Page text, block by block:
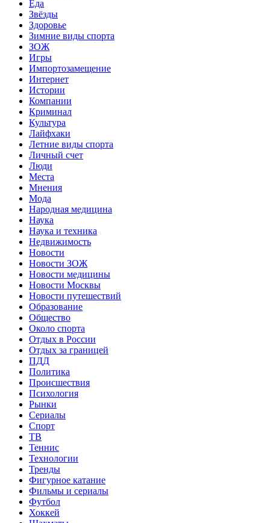
Еда
Звёзды
Здоровье
Зимние виды спорта
ЗОЖ
Игры
Импортозамещение
Интернет
Истории
Компании
Криминал
Культура
Лайфхаки
Летние виды спорта
Личный счет
Люди
Места
Мнения
Мода
Народная медицина
Наука
Наука и техника
Недвижимость
Новости
Новости ЗОЖ
Новости медицины
Новости Москвы
Новости путешествий
Образование
Общество
Около спорта
Отдых в России
Отдых за границей
ПДД
Политика
Происшествия
Психология
Рынки
Сериалы
Спорт
ТВ
Теннис
Технологии
Тренды
Фигурное катание
Фильмы и сериалы
Футбол
Хоккей